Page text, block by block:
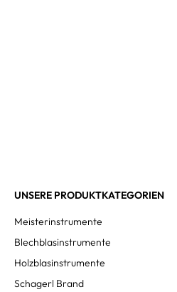
UNSERE PRODUKTKATEGORIEN
Meisterinstrumente
Blechblasinstrumente
Holzblasinstrumente
Schagerl Brand